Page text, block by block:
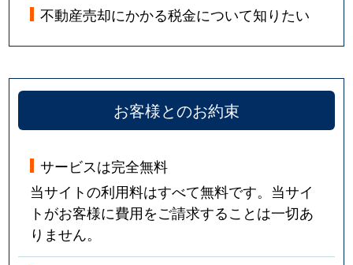
不動産売却にかかる税金について知りたい
お客様とのお約束
サービスは完全無料
当サイトの利用料はすべて無料です。当サイ
トがお客様に費用をご請求することは一切あ
りません。